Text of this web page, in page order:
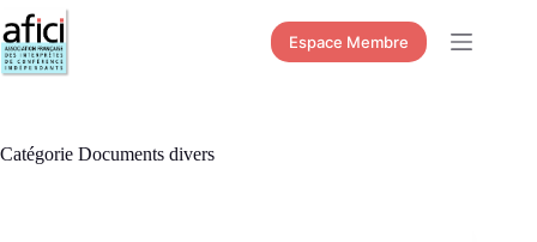
Passer
au
contenu
Espace Membre
Catégorie Documents divers